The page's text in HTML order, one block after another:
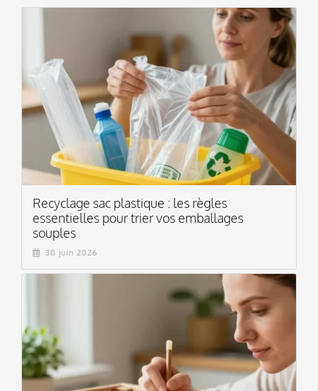
Recyclage sac plastique : les règles
essentielles pour trier vos emballages
souples
30 juin 2026